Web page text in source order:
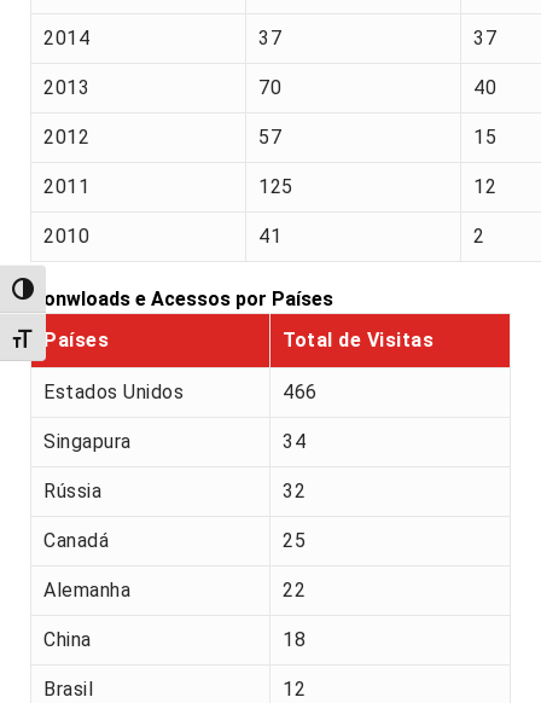
Alternar alto contraste
Alternar tamanho da fonte
2014 37 37
2013 70 40
2012 57 15
2011 125 12
2010 41 2
Donwloads e Acessos por Países
Países
Total de Visitas
Estados Unidos 466
Singapura 34
Rússia 32
Canadá 25
Alemanha 22
China 18
Brasil 12